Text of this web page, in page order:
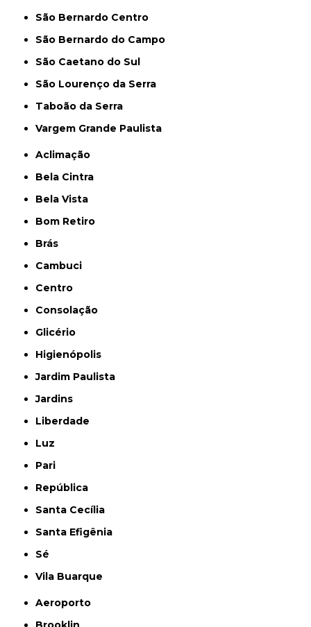
São Bernardo Centro
São Bernardo do Campo
São Caetano do Sul
São Lourenço da Serra
Taboão da Serra
Vargem Grande Paulista
Aclimação
Bela Cintra
Bela Vista
Bom Retiro
Brás
Cambuci
Centro
Consolação
Glicério
Higienópolis
Jardim Paulista
Jardins
Liberdade
Luz
Pari
República
Santa Cecília
Santa Efigênia
Sé
Vila Buarque
Aeroporto